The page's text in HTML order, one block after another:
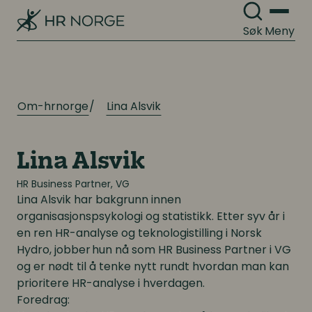
SøkMeny
Digitale løsninger innen HR
Digitalisering
Digitale løsninger innen HR
Om-hrnorge Lina Alsvik
Lina Alsvik
HR Business Partner, VG
Lina Alsvik har bakgrunn innen
organisasjonspsykologi og statistikk. Etter syv år i
en ren HR-analyse og teknologistilling i Norsk
Hydro, jobber hun nå som HR Business Partner i VG
og er nødt til å tenke nytt rundt hvordan man kan
prioritere HR-analyse i hverdagen.
Foredrag: